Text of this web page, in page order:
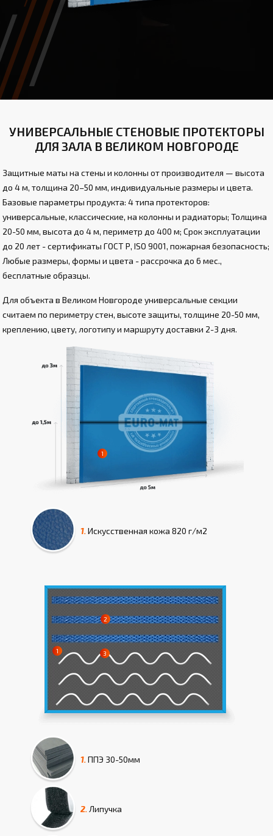
УНИВЕРСАЛЬНЫЕ СТЕНОВЫЕ ПРОТЕКТОРЫ
ДЛЯ ЗАЛА В ВЕЛИКОМ НОВГОРОДЕ
Защитные маты на стены и колонны от производителя — высота
до 4 м, толщина 20–50 мм, индивидуальные размеры и цвета.
Базовые параметры продукта: 4 типа протекторов:
универсальные, классические, на колонны и радиаторы; Толщина
20-50 мм, высота до 4 м, периметр до 400 м; Срок эксплуатации
до 20 лет - сертификаты ГОСТ Р, ISO 9001, пожарная безопасность;
Любые размеры, формы и цвета - рассрочка до 6 мес.,
бесплатные образцы.
Для объекта в Великом Новгороде универсальные секции
считаем по периметру стен, высоте защиты, толщине 20-50 мм,
креплению, цвету, логотипу и маршруту доставки 2-3 дня.
1. Искусcтвенная кожа 820 г/м2
1. ППЭ 30-50мм
2. Липучка